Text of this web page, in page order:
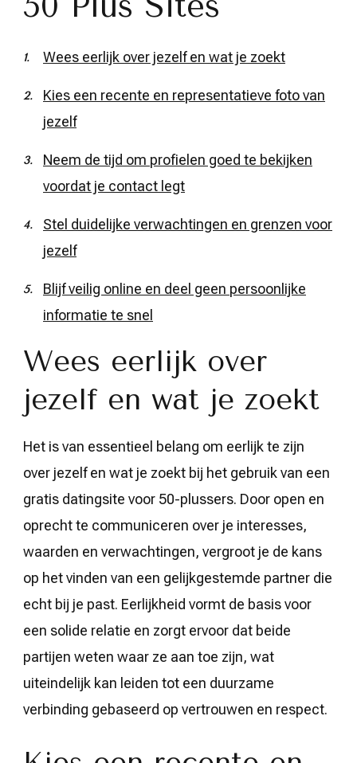
Wees eerlijk over jezelf en wat je zoekt
Kies een recente en representatieve foto van
jezelf
Neem de tijd om profielen goed te bekijken
voordat je contact legt
Stel duidelijke verwachtingen en grenzen voor
jezelf
Blijf veilig online en deel geen persoonlijke
informatie te snel
Wees eerlijk over
jezelf en wat je zoekt
Het is van essentieel belang om eerlijk te zijn
over jezelf en wat je zoekt bij het gebruik van een
gratis datingsite voor 50-plussers. Door open en
oprecht te communiceren over je interesses,
waarden en verwachtingen, vergroot je de kans
op het vinden van een gelijkgestemde partner die
echt bij je past. Eerlijkheid vormt de basis voor
een solide relatie en zorgt ervoor dat beide
partijen weten waar ze aan toe zijn, wat
uiteindelijk kan leiden tot een duurzame
verbinding gebaseerd op vertrouwen en respect.